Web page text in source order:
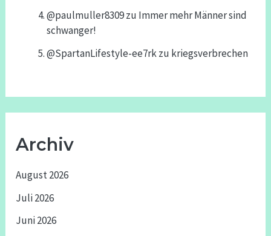
@paulmuller8309zu Immer mehr Männer sind
schwanger!
@SpartanLifestyle-ee7rkzu kriegsverbrechen
Archiv
August 2026
Juli 2026
Juni 2026